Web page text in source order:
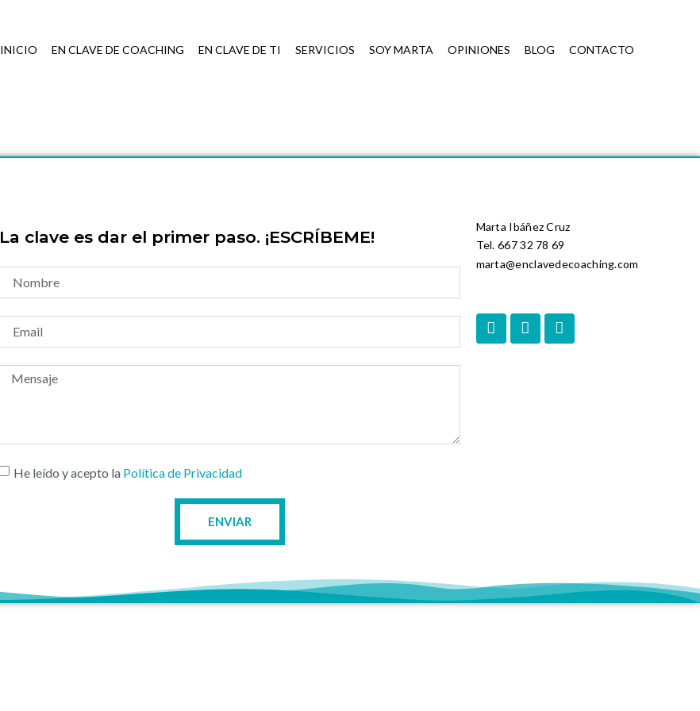
INICIO EN CLAVE DE COACHING EN CLAVE DE TI SERVICIOS SOY MARTA OPINIONES BLOG CONTACTO
La clave es dar el primer paso. ¡ESCRÍBEME!
He leído y acepto la Política de Privacidad
ENVIAR
Marta Ibáñez Cruz
Tel. 667 32 78 69
marta@enclavedecoaching.com